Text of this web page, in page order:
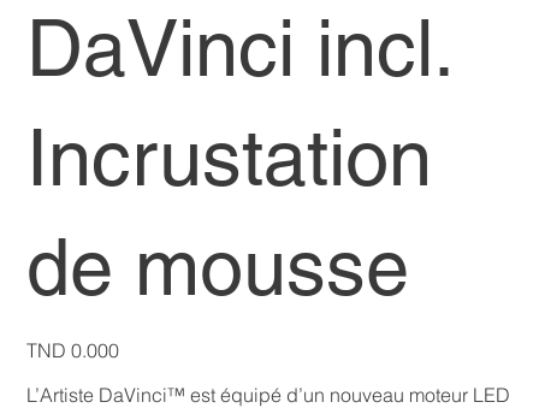
DaVinci incl.
Incrustation
de mousse
Price
TND 0.000
L’Artiste DaVinci™ est équipé d’un nouveau moteur LED